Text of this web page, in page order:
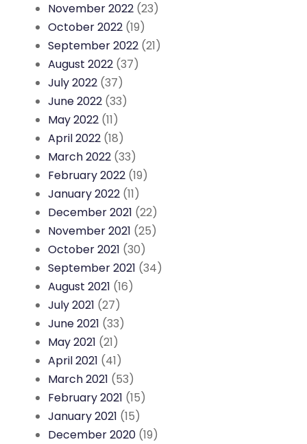
November 2022 (23)
October 2022 (19)
September 2022 (21)
August 2022 (37)
July 2022 (37)
June 2022 (33)
May 2022 (11)
April 2022 (18)
March 2022 (33)
February 2022 (19)
January 2022 (11)
December 2021 (22)
November 2021 (25)
October 2021 (30)
September 2021 (34)
August 2021 (16)
July 2021 (27)
June 2021 (33)
May 2021 (21)
April 2021 (41)
March 2021 (53)
February 2021 (15)
January 2021 (15)
December 2020 (19)